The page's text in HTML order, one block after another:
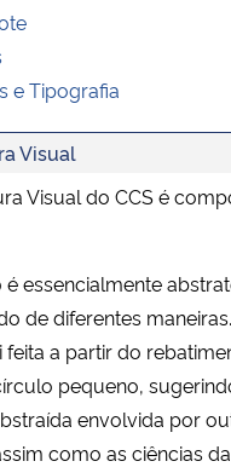
e Tipografia
Visual
Visual do CCS é
é essencialmente
de diferentes
feita a partir do
pequeno,
envolvida por
como as ciências